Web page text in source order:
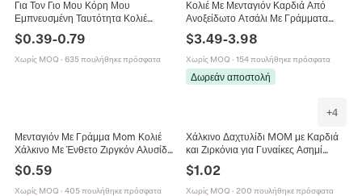
Για Τον Γιο Μου Κόρη Μου
Εμπνευσμένη Ταυτότητα Κολιέ
Ανοξείδωτο Ατσάλι Δώρο Από Μαμά
Μπαμπά
$0.39-0.79
Χωρίς MOQ · 635 πουλήθηκε πρόσφατα
Κολιέ Με Μενταγιόν Καρδιά Από
Ανοξείδωτο Ατσάλι Με Γράμματα
Κόσμημα Δώρο Για Γυναίκες Μητέρα
$3.49-3.98
Χωρίς MOQ · 154 πουλήθηκε πρόσφατα
Δωρεάν αποστολή
Μενταγιόν Με Γράμμα Mom Κολιέ
Χάλκινο Με Ένθετο Ζιργκόν Αλυσίδα
Κλείδας Δώρο Γιορτής Της Μητέρας
Για Γυναίκες Κομψά Κοσμήματα
$0.59
Χωρίς MOQ · 405 πουλήθηκε πρόσφατα
+4
Χάλκινο Δαχτυλίδι MOM με Καρδιά
και Ζιρκόνια για Γυναίκες Ασημί
Χαραγμένο I Love You Mom
Κοσμήματα Γιορτή της Μητέρας
$1.02
Χωρίς MOQ · 200 πουλήθηκε πρόσφατα